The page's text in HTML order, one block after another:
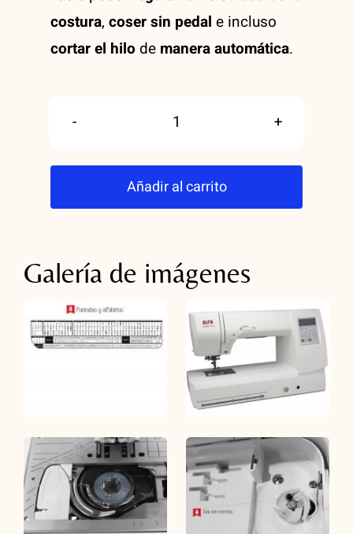
costura, coser sin pedal e incluso
cortar el hilo de manera automática.
Alfa
Horizon
8200
Plus
Añadir al carrito
Galería de imágenes